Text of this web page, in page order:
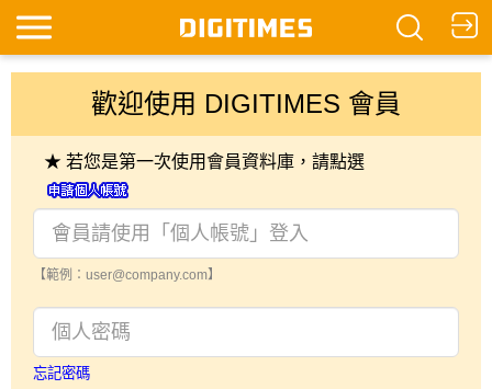
歡迎使用 DIGITIMES 會員
★ 若您是第一次使用會員資料庫，請點選
【範例：user@company.com】
忘記密碼